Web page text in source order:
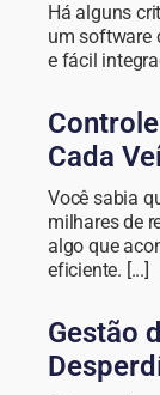
Há alguns
um software
e fácil
Cada
Você sabia
milhares de
algo que
eficiente. [...]
Gestão